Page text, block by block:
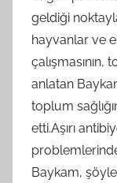
geldiği
hayvanlar ve
çalışmasının,
anlatan
toplum
etti.Aşırı
Baykam,